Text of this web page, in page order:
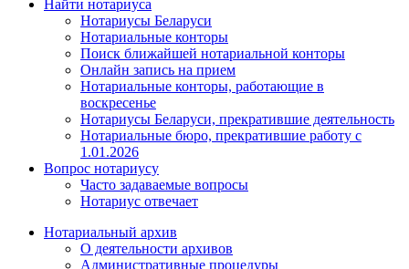
Найти нотариуса
Нотариусы Беларуси
Нотариальные конторы
Поиск ближайшей нотариальной конторы
Онлайн запись на прием
Нотариальные конторы, работающие в
воскресенье
Нотариусы Беларуси, прекратившие деятельность
Нотариальные бюро, прекратившие работу с
1.01.2026
Вопрос нотариусу
Часто задаваемые вопросы
Нотариус отвечает
Нотариальный архив
О деятельности архивов
Административные процедуры